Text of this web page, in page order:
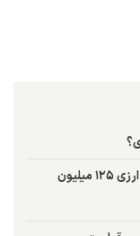
ساخت داخل ۹ همتی در مس؛ صرفه‌جویی ارزی ۱۲۵ میلیون